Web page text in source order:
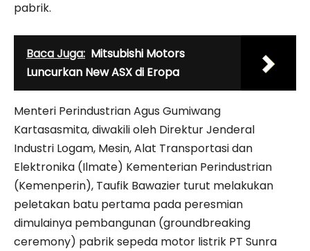
pabrik.
Baca Juga: Mitsubishi Motors
Luncurkan New ASX di Eropa
Menteri Perindustrian Agus Gumiwang
Kartasasmita, diwakili oleh Direktur Jenderal
Industri Logam, Mesin, Alat Transportasi dan
Elektronika (Ilmate) Kementerian Perindustrian
(Kemenperin), Taufik Bawazier turut melakukan
peletakan batu pertama pada peresmian
dimulainya pembangunan (groundbreaking
ceremony) pabrik sepeda motor listrik PT Sunra